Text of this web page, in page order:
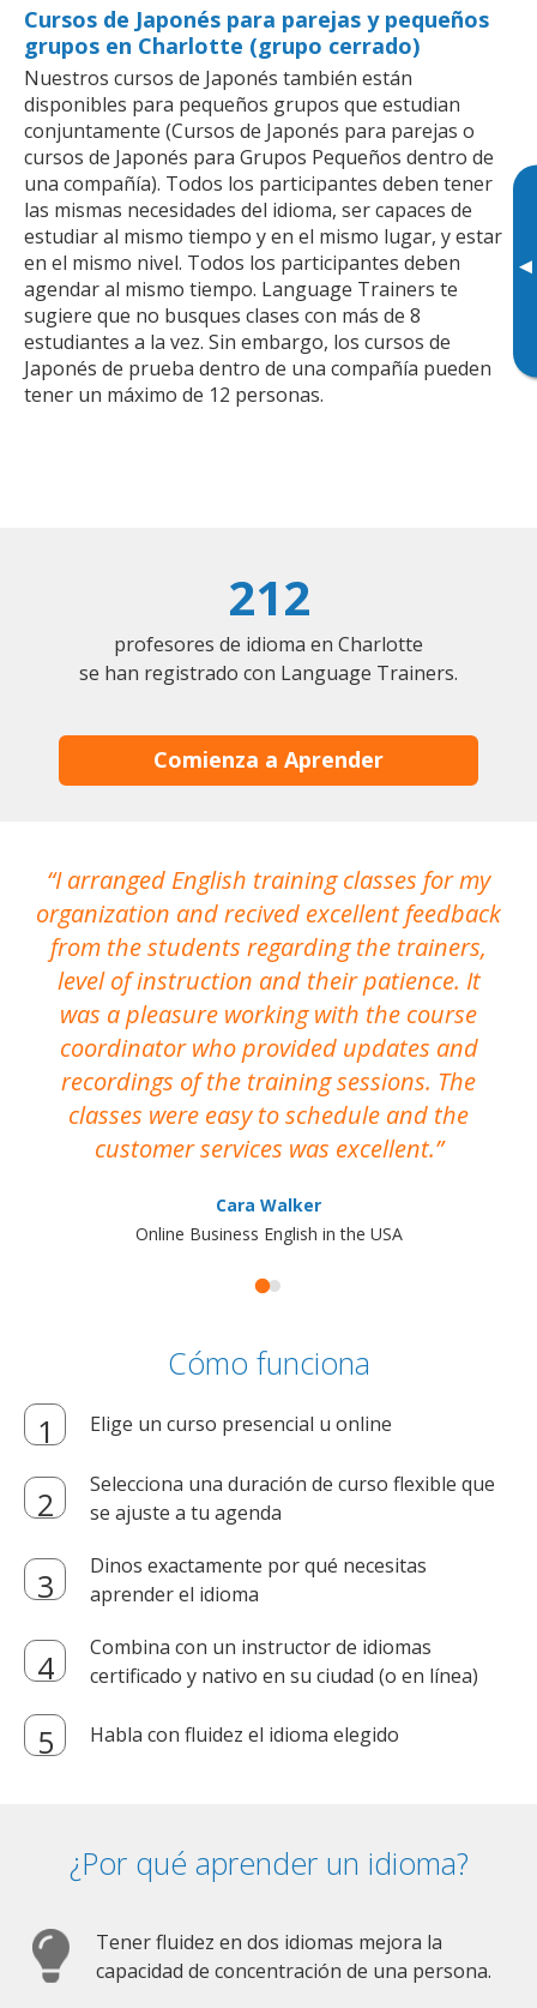
▸
Cursos de Japonés para parejas y pequeños
grupos en Charlotte (grupo cerrado)
Nuestros cursos de Japonés también están
disponibles para pequeños grupos que estudian
conjuntamente (Cursos de Japonés para parejas o
cursos de Japonés para Grupos Pequeños dentro de
una compañía). Todos los participantes deben tener
las mismas necesidades del idioma, ser capaces de
estudiar al mismo tiempo y en el mismo lugar, y estar
en el mismo nivel. Todos los participantes deben
agendar al mismo tiempo. Language Trainers te
sugiere que no busques clases con más de 8
estudiantes a la vez. Sin embargo, los cursos de
Japonés de prueba dentro de una compañía pueden
tener un máximo de 12 personas.
212
profesores de idioma en Charlotte
se han registrado con Language Trainers.
Comienza a Aprender
I arranged English training classes for my
organization and recived excellent feedback
from the students regarding the trainers,
level of instruction and their patience. It
was a pleasure working with the course
coordinator who provided updates and
recordings of the training sessions. The
classes were easy to schedule and the
customer services was excellent.
Cara Walker
Online Business English in the USA
Cómo funciona
Elige un curso presencial u online
Selecciona una duración de curso flexible que
se ajuste a tu agenda
Dinos exactamente por qué necesitas
aprender el idioma
Combina con un instructor de idiomas
certificado y nativo en su ciudad (o en línea)
Habla con fluidez el idioma elegido
¿Por qué aprender un idioma?
Tener fluidez en dos idiomas mejora la
capacidad de concentración de una persona.